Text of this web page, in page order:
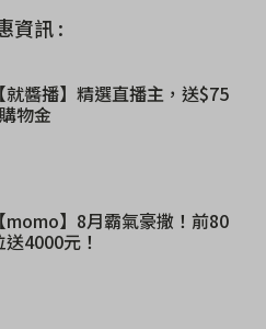
資訊 :
【就醬播】精選直播主，送$75
物金
【momo】8月霸氣豪撒！前80
送4000元！